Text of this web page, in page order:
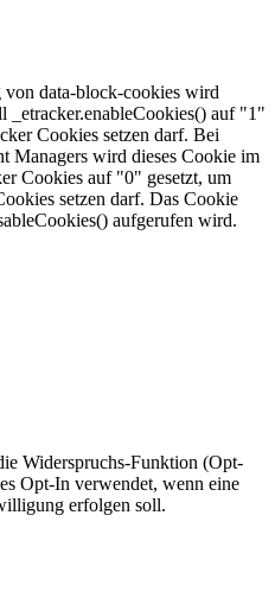
data-block-cookies wird
_etracker.enableCookies() auf "1"
Cookies setzen darf. Bei
Managers wird dieses Cookie im
Cookies auf "0" gesetzt, um
setzen darf. Das Cookie
aufgerufen wird.
Widerspruchs-Funktion (Opt-
Opt-In verwendet, wenn eine
erfolgen soll.